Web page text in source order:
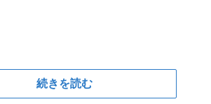
続きを読む